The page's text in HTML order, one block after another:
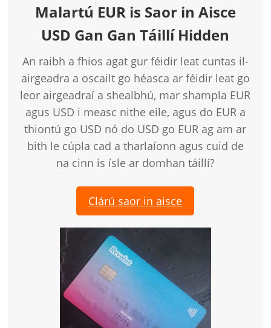
Malartú EUR is Saor in Aisce
USD Gan Gan Táillí Hidden
An raibh a fhios agat gur féidir leat cuntas il-
airgeadra a oscailt go héasca ar féidir leat go
leor airgeadraí a shealbhú, mar shampla EUR
agus USD i measc nithe eile, agus do EUR a
thiontú go USD nó do USD go EUR ag am ar
bith le cúpla cad a tharlaíonn agus cuid de
na cinn is ísle ar domhan táillí?
Clárú saor in aisce